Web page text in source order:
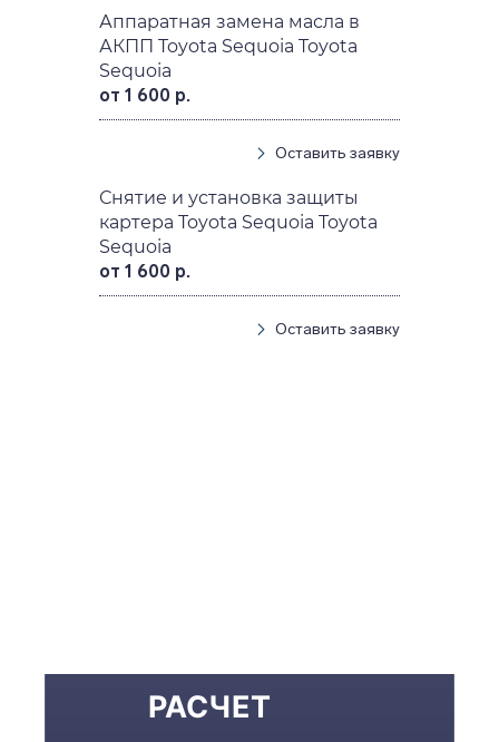
Аппаратная замена масла в
АКПП Toyota Sequoia Toyota
Sequoia
от 1 600 р.
Оставить заявку
Снятие и установка защиты
картера Toyota Sequoia Toyota
Sequoia
от 1 600 р.
Оставить заявку
РАСЧЕТ